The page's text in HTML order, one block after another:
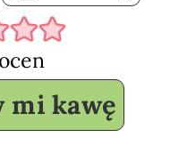
ocen
mi kawę